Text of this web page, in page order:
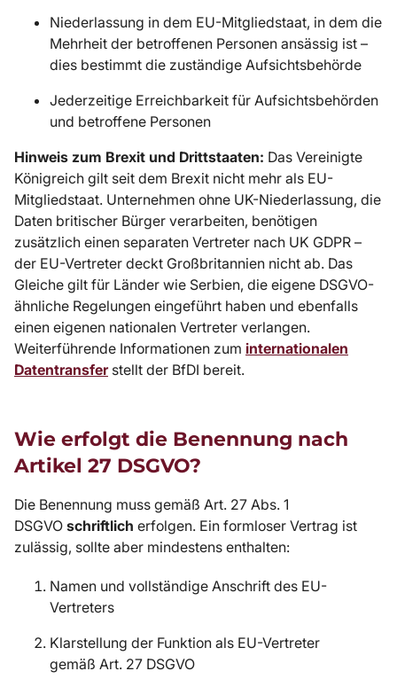
Niederlassung in dem EU-Mitgliedstaat, in dem die
Mehrheit der betroffenen Personen ansässig ist –
dies bestimmt die zuständige Aufsichtsbehörde
Jederzeitige Erreichbarkeit für Aufsichtsbehörden
und betroffene Personen
Hinweis zum Brexit und Drittstaaten: Das Vereinigte
Königreich gilt seit dem Brexit nicht mehr als EU-
Mitgliedstaat. Unternehmen ohne UK-Niederlassung, die
Daten britischer Bürger verarbeiten, benötigen
zusätzlich einen separaten Vertreter nach UK GDPR –
der EU-Vertreter deckt Großbritannien nicht ab. Das
Gleiche gilt für Länder wie Serbien, die eigene DSGVO-
ähnliche Regelungen eingeführt haben und ebenfalls
einen eigenen nationalen Vertreter verlangen.
Weiterführende Informationen zum internationalen
Datentransferstellt der BfDI bereit.
Wie erfolgt die Benennung nach
Artikel 27 DSGVO?
Die Benennung muss gemäß Art. 27 Abs. 1
DSGVO schriftlich erfolgen. Ein formloser Vertrag ist
zulässig, sollte aber mindestens enthalten:
Namen und vollständige Anschrift des EU-
Vertreters
Klarstellung der Funktion als EU-Vertreter
gemäß Art. 27 DSGVO